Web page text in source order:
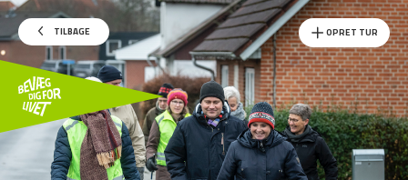
TILBAGE OPRET TUR